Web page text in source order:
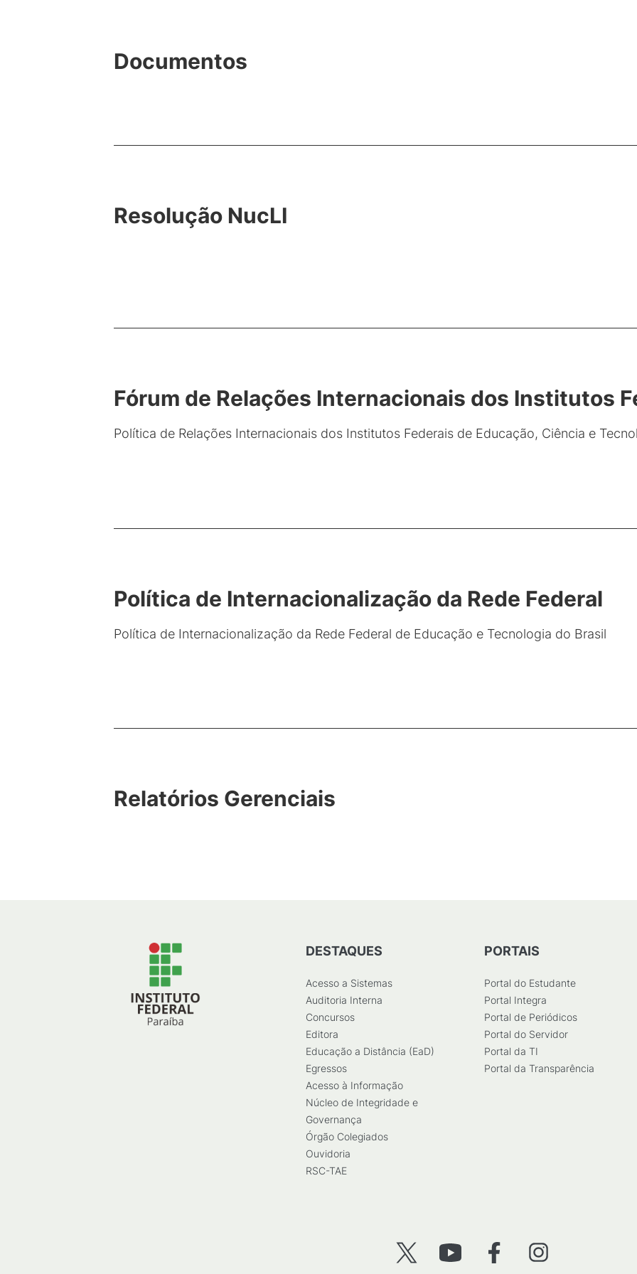
Documentos
Resolução NucLI
Fórum de Relações Internacionais dos Institutos
Política de Relações Internacionais dos Institutos Federais de Educação, Ciência e
Política de Internacionalização da Rede Federal
Política de Internacionalização da Rede Federal de Educação e Tecnologia do Brasil
Relatórios Gerenciais
DESTAQUES
Acesso a Sistemas
Auditoria Interna
Concursos
Editora
Educação a Distância (EaD)
Egressos
Acesso à Informação
Núcleo de Integridade e
Governança
Órgão Colegiados
Ouvidoria
RSC-TAE
PORTAIS
Portal do Estudante
Portal Integra
Portal de Periódicos
Portal do Servidor
Portal da TI
Portal da Transparência